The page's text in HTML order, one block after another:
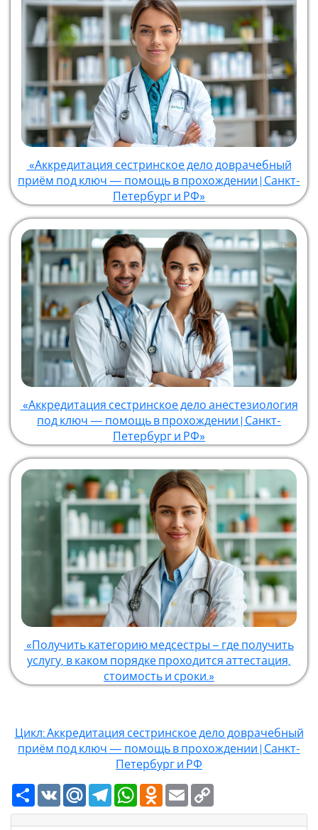
«Аккредитация сестринское дело доврачебный
приём под ключ — помощь в прохождении | Санкт-
Петербург и РФ»
«Аккредитация сестринское дело анестезиология
под ключ — помощь в прохождении | Санкт-
Петербург и РФ»
«Получить категорию медсестры – где получить
услугу, в каком порядке проходится аттестация,
стоимость и сроки.»
Цикл: Аккредитация сестринское дело доврачебный
приём под ключ — помощь в прохождении | Санкт-
Петербург и РФ
Ресурс
VK Mail.RuTelegramWhatsAppOdnoklassniki
Email